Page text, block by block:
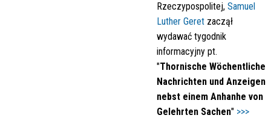
Rzeczypospolitej, Samuel
Luther Geret zaczął
wydawać tygodnik
informacyjny pt.
"Thornische Wöchentliche
Nachrichten und Anzeigen
nebst einem Anhanhe von
Gelehrten Sachen" >>>